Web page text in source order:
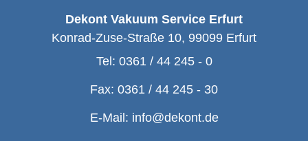
Dekont Vakuum Service Erfurt
Konrad-Zuse-Straße 10, 99099 Erfurt
Tel: 0361 / 44 245 - 0
Fax: 0361 / 44 245 - 30
E-Mail: info@dekont.de